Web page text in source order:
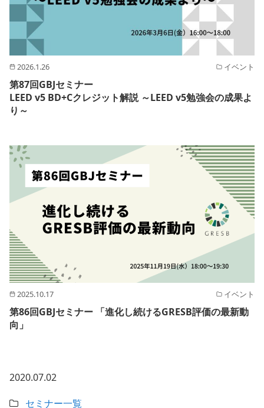
2026.1.26 イベント
第87回GBJセミナー
LEED v5 BD+Cクレジット解説 ～LEED v5勉強会の成果よ
り～
2025.10.17 イベント
第86回GBJセミナー 「進化し続けるGRESB評価の最新動
向」
2020.07.02
セミナー一覧